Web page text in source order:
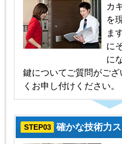
カ
を
ま
に
に
鍵についてご質問がご
くお申し付けください。
STEP03 確かな技術力